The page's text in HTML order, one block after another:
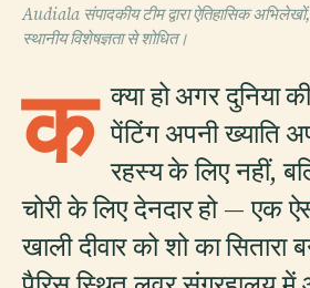
Audiala संपादकीय टीम द्वारा ऐतिहासिक
स्थानीय विशेषज्ञता से शोधित।
क क्या हो अगर दुनिया
पेंटिंग अपनी ख्याति
रहस्य के लिए नहीं,
चोरी के लिए देनदार हो — एक
खाली दीवार को शो का सितारा